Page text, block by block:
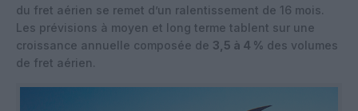
du fret aérien se remet d’un ralentissement de 16 mois.
Les prévisions à moyen et long terme tablent sur une
croissance annuelle composée de 3,5 à 4 % des volumes
de fret aérien.